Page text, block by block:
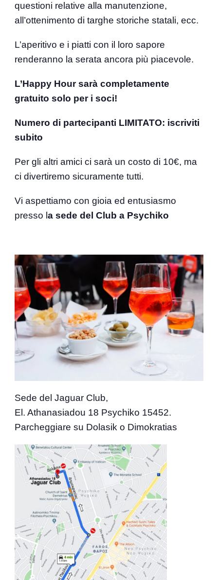
questioni relative alla manutenzione,
all’ottenimento di targhe storiche statali, ecc.
L’aperitivo e i piatti con il loro sapore
renderanno la serata ancora più piacevole.
L’Happy Hour sarà completamente
gratuito solo per i soci!
Numero di partecipanti LIMITATO: iscriviti
subito
Per gli altri amici ci sarà un costo di 10€, ma
ci divertiremo sicuramente tutti.
Vi aspettiamo con gioia ed entusiasmo
presso l a sede del Club a Psychiko
Sede del Jaguar Club,
El. Athanasiadou 18 Psychiko 15452.
Parcheggiare su Dolasik o Dimokratias